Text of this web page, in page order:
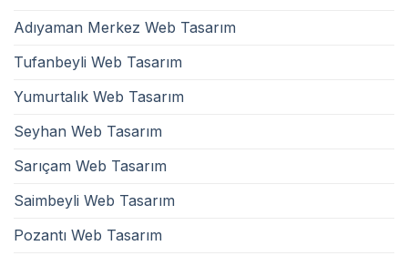
Adıyaman Merkez Web Tasarım
Tufanbeyli Web Tasarım
Yumurtalık Web Tasarım
Seyhan Web Tasarım
Sarıçam Web Tasarım
Saimbeyli Web Tasarım
Pozantı Web Tasarım